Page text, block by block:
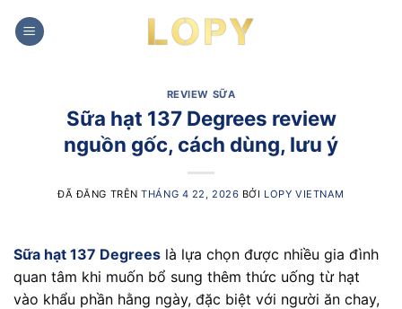
đến
REVIEW SỮA
Sữa hạt 137 Degrees review
nguồn gốc, cách dùng, lưu ý
ĐÃ ĐĂNG TRÊNTHÁNG 4 22, 2026 BỞI LOPY VIETNAM
Sữa hạt 137 Degrees là lựa chọn được nhiều gia đình
quan tâm khi muốn bổ sung thêm thức uống từ hạt
vào khẩu phần hằng ngày, đặc biệt với người ăn chay,